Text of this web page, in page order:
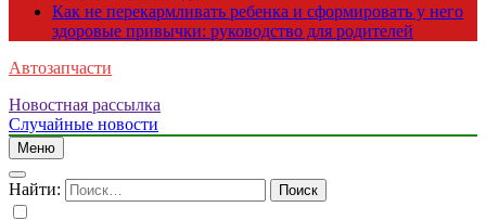
Как не перекармливать ребенка и сформировать у него
здоровые привычки: руководство для родителей
Автозапчасти
Новостная рассылка
Случайные новости
Меню
Найти: